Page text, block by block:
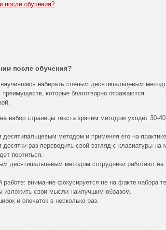
после обучения?
после обучения?
набирать слепым десятипальцевым
которые благотворно отражаются
набор страницы текста зрячим методом уходит 30-40
методом и применяя его на практике,
раз переводить свой взгляд с клавиатуры на
портиться.
десятипальцевым методом сотрудники работают
внимание фокусируется не на факте набора
изложить свои мысли наилучшим образом.
и опечаток в несколько раз.